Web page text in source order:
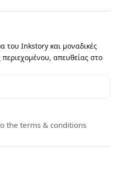
του Inkstory και μοναδικές
απευθείας στο
the terms & conditions